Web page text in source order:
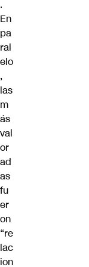
.
En
pa
ral
elo
,
las
m
ás
val
or
ad
as
fu
er
on
“re
lac
ion